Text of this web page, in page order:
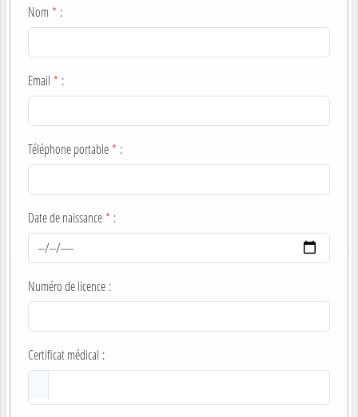
Nom * :
Email * :
Téléphone portable* :
Date de naissance* :
Numéro de licence :
Certificat médical :